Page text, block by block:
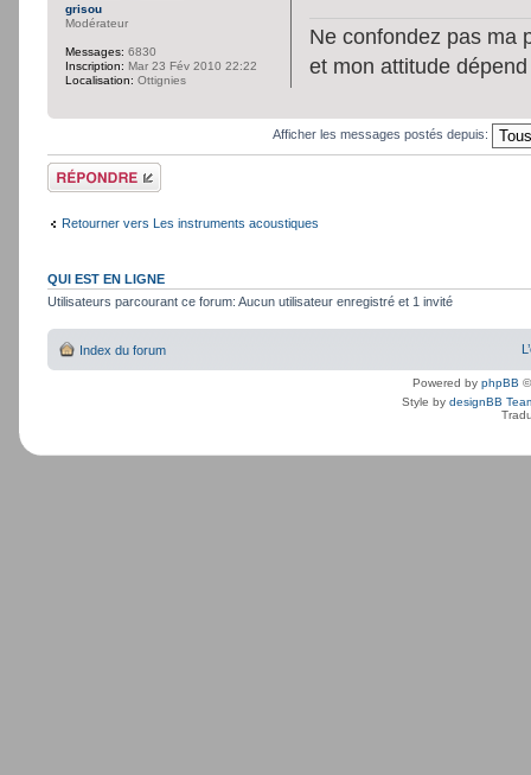
Ne confondez pas ma
et mon attitude
grisou
Modérateur
Messages: 6830
Inscription: Mar 23 Fév 2010 22:22
Localisation: Ottignies
Afficher les messages postés depuis:
Répondre
Retourner vers Les instruments acoustiques
QUI EST EN LIGNE
Utilisateurs parcourant ce forum: Aucun utilisateur enregistré et 1 invité
Index du forum
Powered by phpBB
Style by designBB